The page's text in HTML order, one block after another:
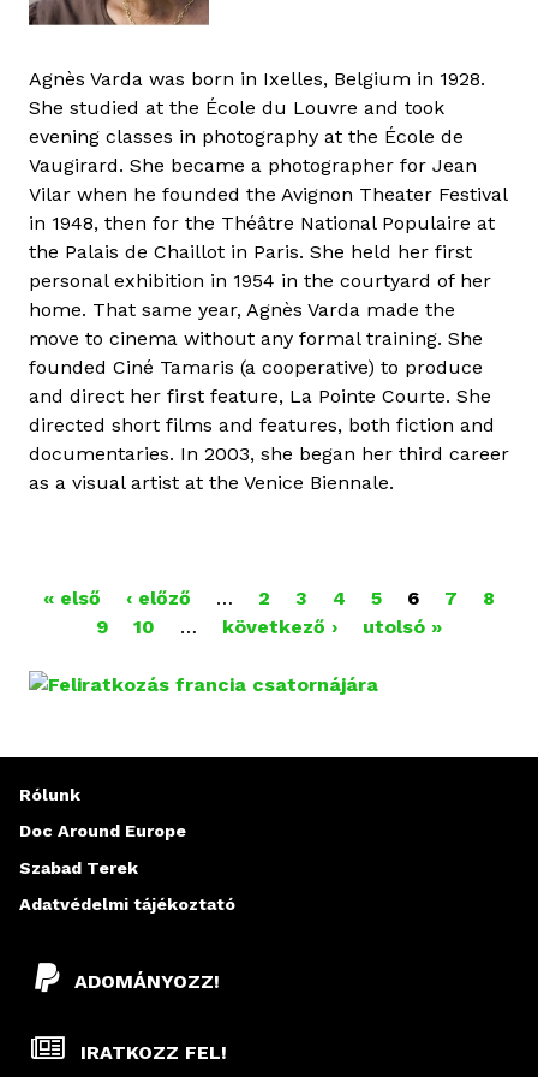
Agnès Varda was born in Ixelles, Belgium in 1928.
She studied at the École du Louvre and took
evening classes in photography at the École de
Vaugirard. She became a photographer for Jean
Vilar when he founded the Avignon Theater Festival
in 1948, then for the Théâtre National Populaire at
the Palais de Chaillot in Paris. She held her first
personal exhibition in 1954 in the courtyard of her
home. That same year, Agnès Varda made the
move to cinema without any formal training. She
founded Ciné Tamaris (a cooperative) to produce
and direct her first feature, La Pointe Courte. She
directed short films and features, both fiction and
documentaries. In 2003, she began her third career
as a visual artist at the Venice Biennale.
L
A
L
A
K
« első ‹ előző … 2 3 4 5 6 7
8
9
10 … következő › utolsó »
ADOMÁNYOZZ!
IRATKOZZ FEL!
Rólunk
Doc Around Europe
Szabad Terek
Adatvédelmi tájékoztató